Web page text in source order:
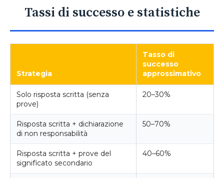
Tassi di successo e statistiche
Strategia
Tasso di
successo
approssimativo
Solo risposta scritta (senza
prove)
20–30%
Risposta scritta + dichiarazione
di non responsabilità
50–70%
Risposta scritta + prove del
significato secondario
40–60%